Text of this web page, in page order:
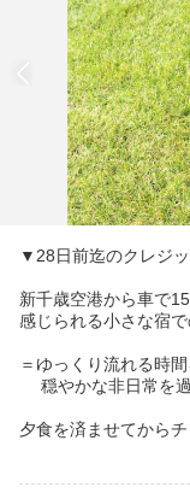
▼28日前迄のクレジ
新千歳空港から車で
感じられる小さな宿
＝ゆっくり流れる時間
穏やかな非日常を
夕食を済ませてから